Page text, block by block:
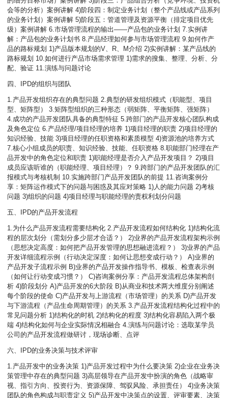
会等的分析）案例讲解 4)阶段四：制定业务计划（整个产品线或产品系列
的业务计划）案例讲解 5)阶段五：管道管理及资源平衡（排定项目优先
级）案例讲解 6.市场管理流程的输出――产品包的业务计划 7.实例讲
解：产品包的业务计划书 8.产品经理如何参与市场管理流程 9.如何作产
品的路标规划 1)产品版本规划的V、R、M介绍 2)实例讲解：某产品线的
路标规划 10.如何进行产品市场需求管理 1)需求的搜集、整理、分析、分
配、验证 11.演练与问题讨论
四、IPD的组织与团队
1.产品开发组织存在的典型问题 2.典型的研发组织模式（职能型、项目
型、矩阵型） 3.矩阵型组织的三种形态（弱矩阵、平衡矩阵、强矩阵）
4.成功的产品开发团队具备的典型特征 5.跨部门的产品开发核心团队构成
及角色定位 6.产品经理/项目经理的培养 1)项目经理的职责 2)项目经理的
知识经验、技能 3)项目经理的任职资格和素质模型 4)资源池的培养方式
7.核心小组成员的职责、知识经验、技能、任职资格 8.职能部门经理在产
品开发中的角色定位和职责 1)职能经理是否介入产品开发项目？ 2)项目
成员应该听谁的（职能经理、项目经理）？ 9.跨部门的产品开发团队的汇
报模式与考核机制 10.实施跨部门产品开发团队的前提 11.咨询案例分
享：矩阵运作模式下的问题与困惑及其应对策略 1)人的能力问题 2)考核
问题 3)组织的问题 4)项目经理与职能经理的责权利划分问题
五、IPD的产品开发流程
1.为什么产品开发流程需要结构化 2.产品开发流程如何结构化 1)结构化流
程的层次划分（需划分多少层才合适？） 2)业界的产品开发流程架构示例
（思想决定高度：如何把产品开发管理的思想融进流程？） 3)业界的产品
开发详细流程示例（行动决定深度：如何让思想变成行动？） A)业界的
产品开发子流程示例 B)业界的产品开发操作指导书、模板、检查表示例
（如何让行动变成习惯？） C)咨询案例分享：产品开发流程总体架构剖
析 4)阶段划分 A)产品开发的6大阶段 B)从商业和技术两大维度分别阐述
每个阶段的使命 C)产品开发与上游流程（市场管理）的关系 D)产品开发
与下游流程（产品生命周期管理）的关系 3.产品开发流程结构化过程中的
常见问题分析 1)结构化的时机 2)结构化的程度 3)结构化容易陷入两个极
端 4)结构化如何与企业实际情况相融合 4.演练与问题讨论：选取某学员
公司的产品开发流程做研讨，现场诊断、点评
六、IPD的业务决策与技术评审
1.产品开发中的业务决策 1)产品开发过程中为什么要决策 2)企业在业务决
策管理中存在的典型问题 3)高层领导在产品开发中扮演的角色（战略审
视、指引方向、投资行为、资源保障、驾驭风险、承担责任） 4)业务决策
团队的角色构成与职责定义 5)产品开发中决策点的设置、评审要素、决策